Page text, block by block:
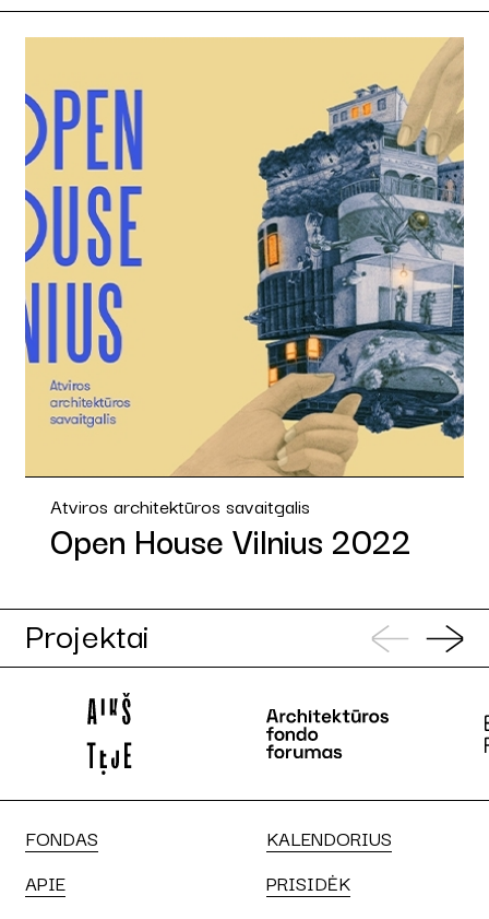
Atviros architektūros savaitgalis
Open House Vilnius 2022
Projektai
FONDAS
APIE
KALENDORIUS
PRISIDĖK